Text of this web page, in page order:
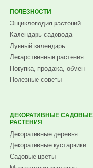
ПОЛЕЗНОСТИ
Энциклопедия растений
Календарь садовода
Лунный календарь
Лекарственные растения
Покупка, продажа, обмен
Полезные советы
ДЕКОРАТИВНЫЕ САДОВЫЕ
РАСТЕНИЯ
Декоративные деревья
Декоративные кустарники
Садовые цветы